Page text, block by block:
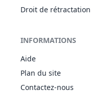
Droit de rétractation
INFORMATIONS
Aide
Plan du site
Contactez-nous